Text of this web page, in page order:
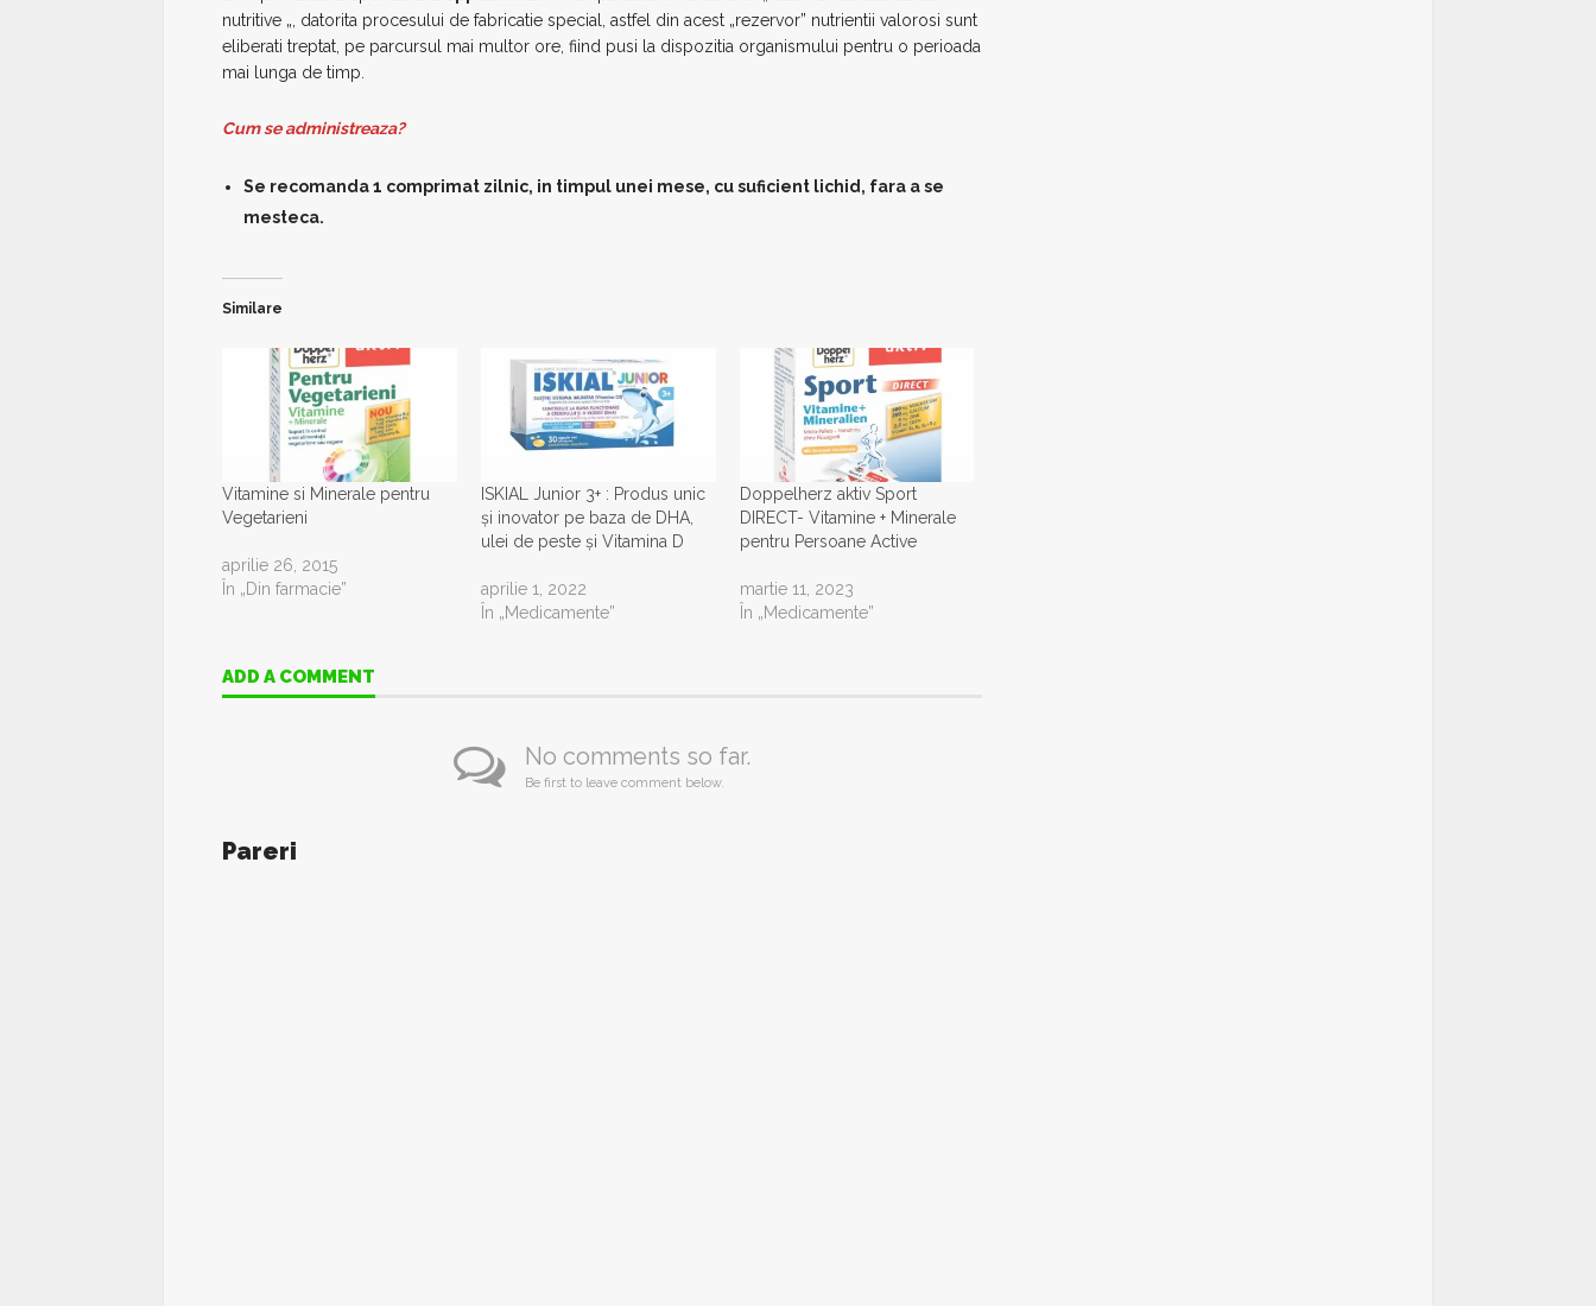
nutritive „, datorita procesului de fabricatie special, astfel din acest „rezervor” nutrientii valorosi sunt
eliberati treptat, pe parcursul mai multor ore, fiind pusi la dispozitia organismului pentru o perioada
mai lunga de timp.
Cum se administreaza?
Se recomanda 1 comprimat zilnic, in timpul unei mese, cu suficient lichid, fara a se
mesteca.
Similare
Vitamine si Minerale pentru
Vegetarieni
aprilie 26, 2015
În „Din farmacie”
ISKIAL Junior 3+ : Produs unic
și inovator pe baza de DHA,
ulei de peste și Vitamina D
aprilie 1, 2022
În „Medicamente”
Doppelherz aktiv Sport
DIRECT- Vitamine + Minerale
pentru Persoane Active
martie 11, 2023
În „Medicamente”
ADD A COMMENT
No comments so far.
Be first to leave comment below.
Pareri